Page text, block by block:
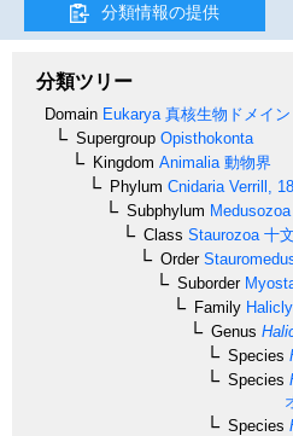
分類情報の提供
分類ツリー
Domain Eukarya 真核生物ドメイン
Supergroup Opisthokonta
Kingdom Animalia 動物界
Phylum Cnidaria Verrill,
Subphylum Medusozoa
Class Staurozoa 十
Order
Suborder
Family
Genus
Species
Species
Species